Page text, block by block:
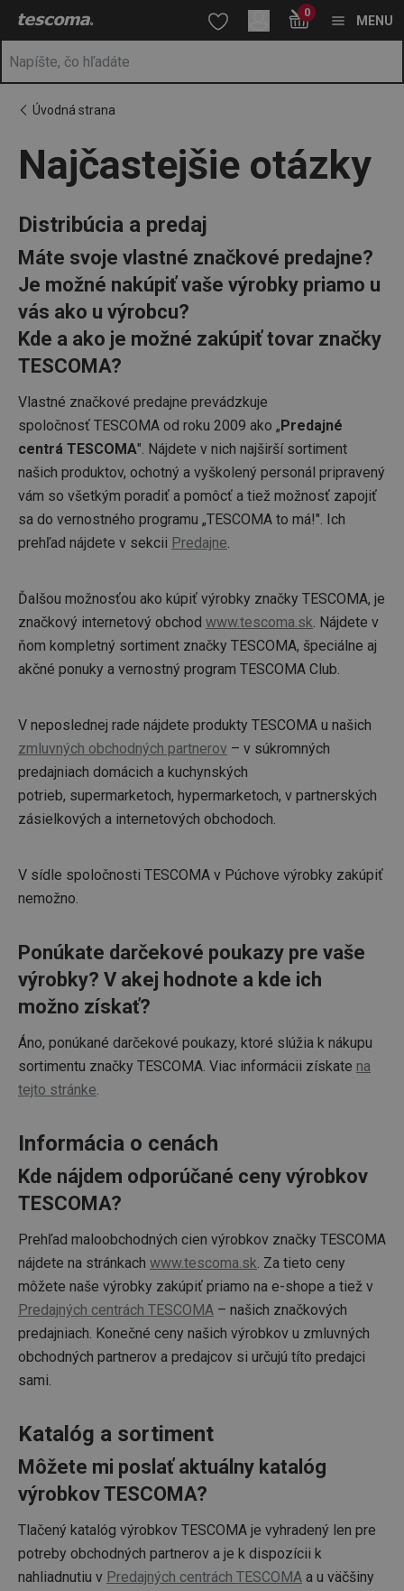
Nachádzate sa na stránke Najčastejšie otázky
Prejsť na hlavný obsah
Prejsť na vyhľadávanie
Prejsť na navigáciu 0
MENU
Úvodná strana
Najčastejšie otázky
Distribúcia a predaj
Máte svoje vlastné značkové predajne?
Je možné nakúpiť vaše výrobky priamo u
vás ako u výrobcu?
Kde a ako je možné zakúpiť tovar značky
TESCOMA?
Vlastné značkové predajne prevádzkuje
spoločnosť TESCOMA od roku 2009 ako „Predajné
centrá TESCOMA". Nájdete v nich najširší sortiment
našich produktov, ochotný a vyškolený personál pripravený
vám so všetkým poradiť a pomôcť a tiež možnosť zapojiť
sa do vernostného programu „TESCOMA to má!". Ich
prehľad nájdete v sekcii Predajne.
Ďalšou možnosťou ako kúpiť výrobky značky TESCOMA, je
značkový internetový obchod www.tescoma.sk. Nájdete v
ňom kompletný sortiment značky TESCOMA, špeciálne aj
akčné ponuky a vernostný program TESCOMA Club.
V neposlednej rade nájdete produkty TESCOMA u našich
zmluvných obchodných partnerov – v súkromných
predajniach domácich a kuchynských
potrieb, supermarketoch, hypermarketoch, v partnerských
zásielkových a internetových obchodoch.
V sídle spoločnosti TESCOMA v Púchove výrobky zakúpiť
nemožno.
Ponúkate darčekové poukazy pre vaše
výrobky? V akej hodnote a kde ich
možno získať?
Áno, ponúkané darčekové poukazy, ktoré slúžia k nákupu
sortimentu značky TESCOMA. Viac informácii získate na
tejto stránke.
Informácia o cenách
Kde nájdem odporúčané ceny výrobkov
TESCOMA?
Prehľad maloobchodných cien výrobkov značky TESCOMA
nájdete na stránkach www.tescoma.sk. Za tieto ceny
môžete naše výrobky zakúpiť priamo na e-shope a tiež v
Predajných centrách TESCOMA – našich značkových
predajniach. Konečné ceny našich výrobkov u zmluvných
obchodných partnerov a predajcov si určujú títo predajci
sami.
Katalóg a sortiment
Môžete mi poslať aktuálny katalóg
výrobkov TESCOMA?
Tlačený katalóg výrobkov TESCOMA je vyhradený len pre
potreby obchodných partnerov a je k dispozícii k
nahliadnutiu v Predajných centrách TESCOMA a u väčšiny